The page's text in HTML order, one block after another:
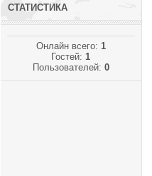
СТАТИСТИКА
Онлайн всего: 1
Гостей:1
Пользователей: 0